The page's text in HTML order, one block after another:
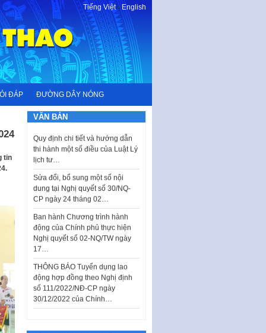
Tiếng Việt-English
ĐÁP ĐƯỜNG DÂY NÓNG
tin
VĂN BẢN
Kế hoạch Tổ chức Cuộc thi
chính luận về bảo vệ nền tảng tư
tưởng của Đảng…
Công bố công khai dự toán kinh
phí xây dựng pháp luật, hoàn
thiện thể chế, chính…
dụng khoa học, công nghệ, đổi
mới sáng tạo và chuyển…
thi hành một số điều của Luật Lý
lịch tư…
Sửa đổi, bổ sung một số nội
dung tại Nghị quyết số 30/NQ-
CP ngày 24 tháng 02…
Ban hành Chương trình hành
động của Chính phủ thực hiện
Nghị quyết số 02-NQ/TW ngày
17…
động hợp đồng theo Nghị định
số 111/2022/NĐ-CP ngày
30/12/2022 của Chính…